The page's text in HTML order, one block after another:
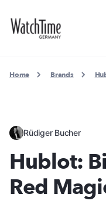
Home Brands
Rüdiger Bucher
Hublot:
Red